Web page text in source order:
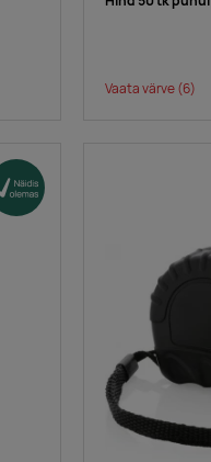
Vaata värve(6)